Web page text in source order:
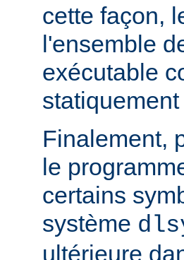
cette façon,
l'ensemble
exécutable
Finalement,
le
certains
système
ultérieure